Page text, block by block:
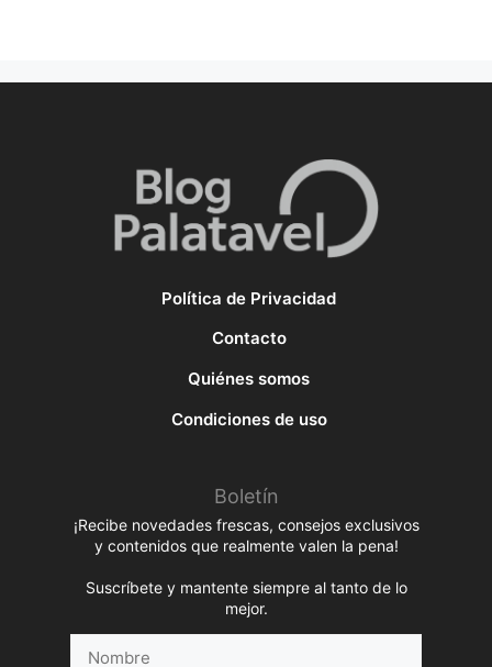
Política de Privacidad
Contacto
Quiénes somos
Condiciones de uso
Boletín
¡Recibe novedades frescas, consejos exclusivos
y contenidos que realmente valen la pena!
Suscríbete y mantente siempre al tanto de lo
mejor.